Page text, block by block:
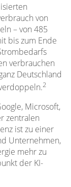
von
– von 485
bis zum Ende
verbrauchen
Deutschland
2
Microsoft,
zentralen
ist zu einer
Unternehmen,
mehr zu
der KI-